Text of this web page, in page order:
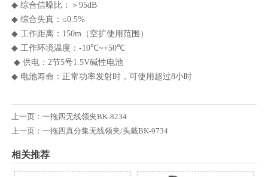
◆ 综合信噪比：＞95dB
◆ 综合失真：≤0.5%
◆ 工作距离：150m（空扩使用范围）
◆ 工作环境温度：-10℃~+50℃
◆ 供电：2节5号1.5V碱性电池
◆ 电池寿命：正常功率发射时，可使用超过8小时
上一页： 一拖四无线领夹BK-8234
上一页： 一拖四真分集无线领夹/头戴BK-9734
相关推荐